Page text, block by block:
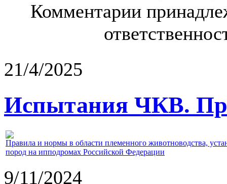
Комментарии
21/4/2025
Испытания ЧКВ.
Правила и нормы в области племенного животноводства,
пород на ипподромах Российской Федерации
9/11/2024